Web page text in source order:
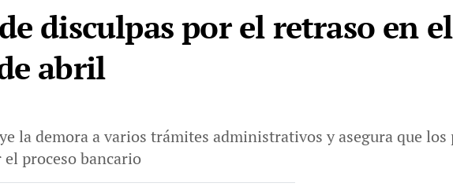
disculpas por el retraso en
abril
la demora a varios trámites administrativos y asegura que los
proceso bancario